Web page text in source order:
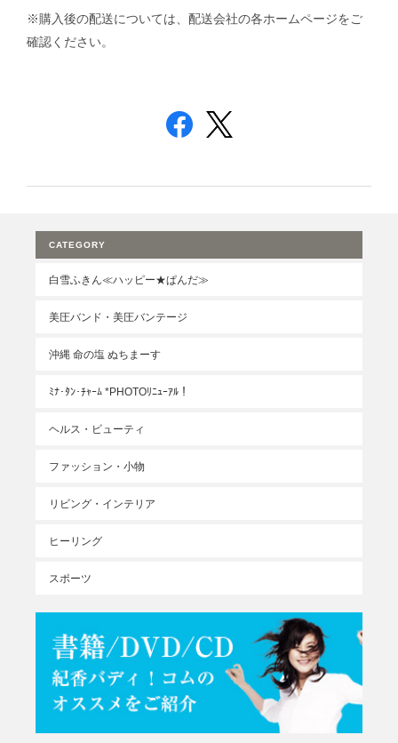
※購入後の配送については、配送会社の各ホームページをご
確認ください。
CATEGORY
白雪ふきん≪ハッピー★ぱんだ≫
美圧バンド・美圧バンテージ
沖縄 命の塩 ぬちまーす
ﾐﾅ･ﾀﾝ･ﾁｬｰﾑ *PHOTOﾘﾆｭｰｱﾙ！
ヘルス・ビューティ
ファッション・小物
リビング・インテリア
ヒーリング
スポーツ